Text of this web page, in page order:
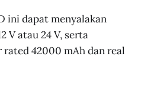
ini dapat menyalakan
V atau 24 V, serta
42000 mAh dan real